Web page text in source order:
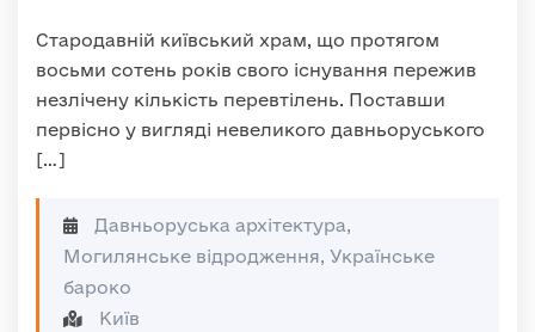
Стародавній київський храм, що протягом
восьми сотень років свого існування пережив
незлічену кількість перевтілень. Поставши
первісно у вигляді невеликого давньоруського
[…]
Давньоруська архітектура,
Могилянське відродження, Українське
бароко
Київ